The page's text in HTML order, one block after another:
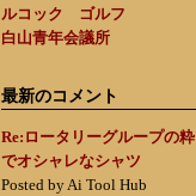
ルコック ゴルフ
白山青年会議所
最新のコメント
Re:ロータリーグループの粋
でオシャレなシャツ
Posted by Ai Tool Hub